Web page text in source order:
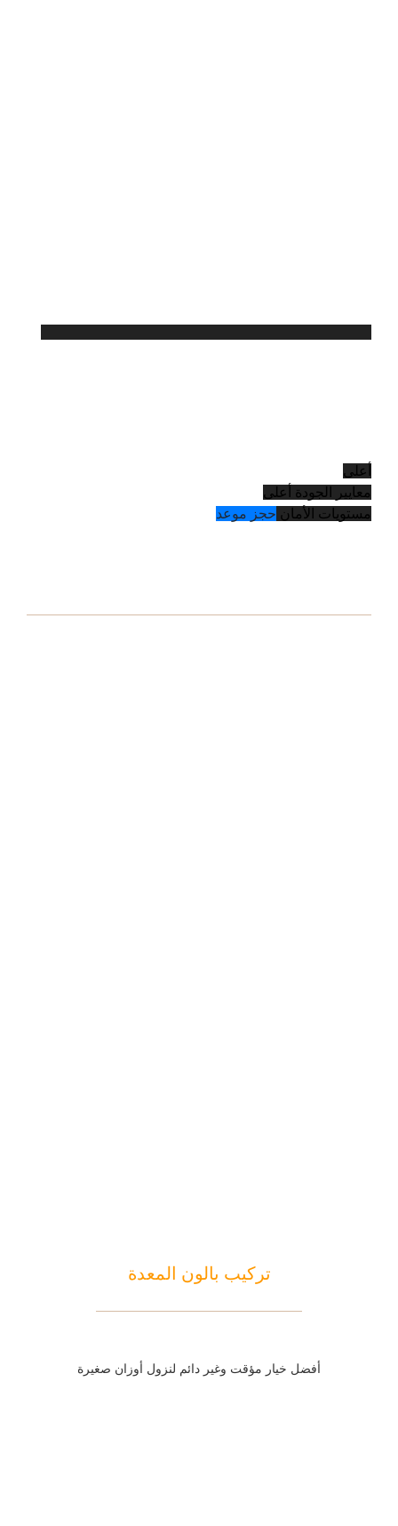
أعلى
معايير الجودة
أعلى
مستويات الأمان حجز موعد
تركيب بالون المعدة
أفضل خيار مؤقت وغير دائم لنزول أوزان صغيرة